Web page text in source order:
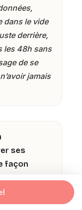
dans le vide
derrière,
les 48h sans
de se
jamais
ses
façon
campagne